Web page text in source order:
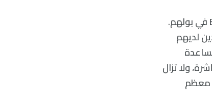
غالبًا مايقارب 1763 طفلًا الذين تتراوح أعمارهم بين 3 إلى 11 عامًا كان لديهم BDCIPP في بولهم.
لديهم
ولا تزال
معظم